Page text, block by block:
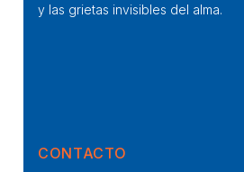
y las grietas invisibles del alma.
CONTACTO